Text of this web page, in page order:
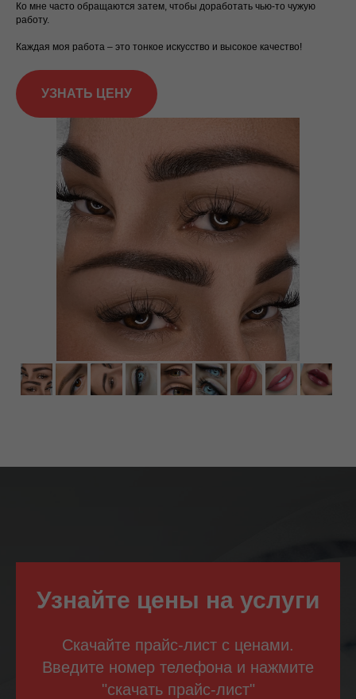
Ко мне часто обращаются затем, чтобы доработать чью-то чужую
работу.
Каждая моя работа – это тонкое искусство и высокое качество!
УЗНАТЬ ЦЕНУ
Узнайте цены на услуги
Скачайте прайс-лист с ценами.
Введите номер телефона и нажмите
"скачать прайс-лист"